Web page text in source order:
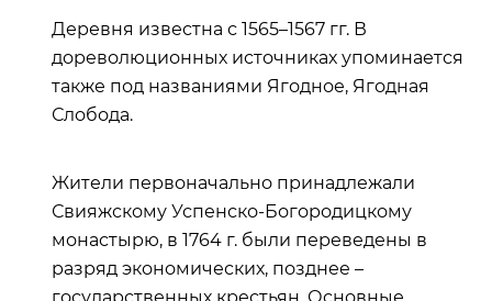
Деревня известна с 1565–1567 гг. В
дореволюционных источниках упоминается
также под названиями Ягодное, Ягодная
Слобода.
Жители первоначально принадлежали
Свияжскому Успенско-Богородицкому
монастырю, в 1764 г. были переведены в
разряд экономических, позднее –